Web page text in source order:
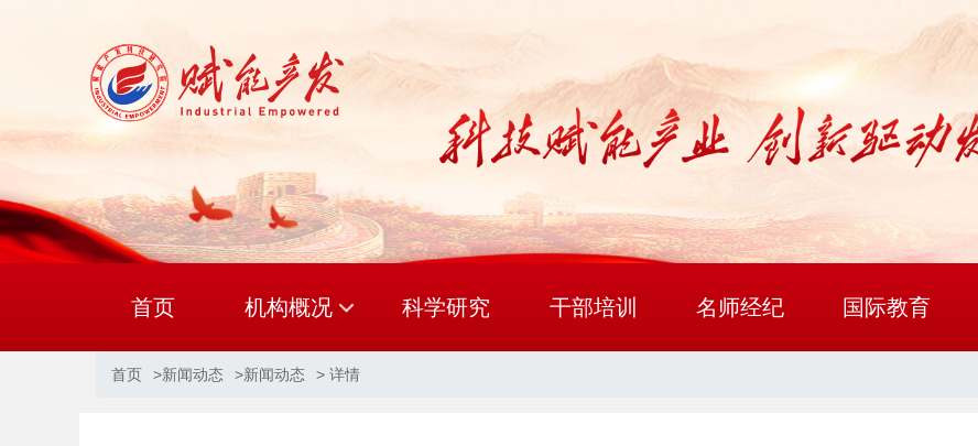
首页 机构概况
研究院简介
科学研究 干部培训 名师经纪 国际教育
首页 >新闻动态 >新闻动态 > 详情